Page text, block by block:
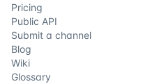
Pricing
Public API
Submit a channel
Blog
Wiki
Glossary